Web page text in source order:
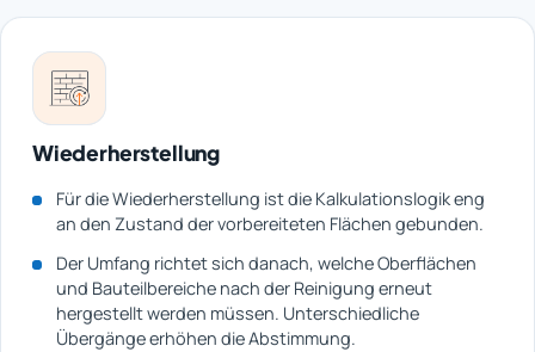
Wiederherstellung
Für die Wiederherstellung ist die Kalkulationslogik eng
an den Zustand der vorbereiteten Flächen gebunden.
Der Umfang richtet sich danach, welche Oberflächen
und Bauteilbereiche nach der Reinigung erneut
hergestellt werden müssen. Unterschiedliche
Übergänge erhöhen die Abstimmung.